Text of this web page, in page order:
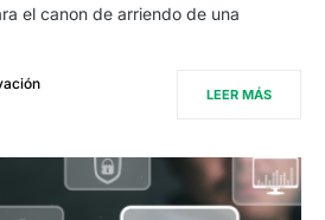
el canon de arriendo de una
LEER MÁS